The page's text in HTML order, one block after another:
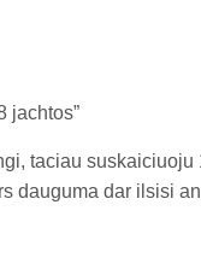
jachtos”
taciau suskaiciuoju
dauguma dar ilsisi